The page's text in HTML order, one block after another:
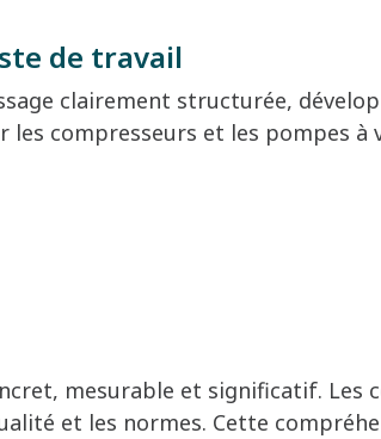
de travail
clairement structurée,
compresseurs et les pompes à
mesurable et significatif.
et les normes. Cette